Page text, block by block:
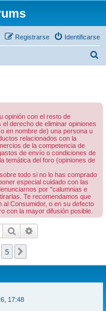
Identificarse
Registrarse
opinión con el resto de
derecho de eliminar opiniones
en nombre de) una persona u
relacionados con la
de la competencia de
de envío o condiciones de
temática del foro (opiniones de
todo si no lo has comprado
especial cuidado con las
por "calumnias e
Te recomendamos que
al Consumidor, o en su defecto
con la mayor difusión posible.
Buscar
5
17:48